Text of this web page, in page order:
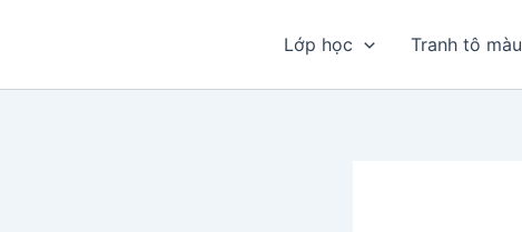
Lớp học Tranh tô màu